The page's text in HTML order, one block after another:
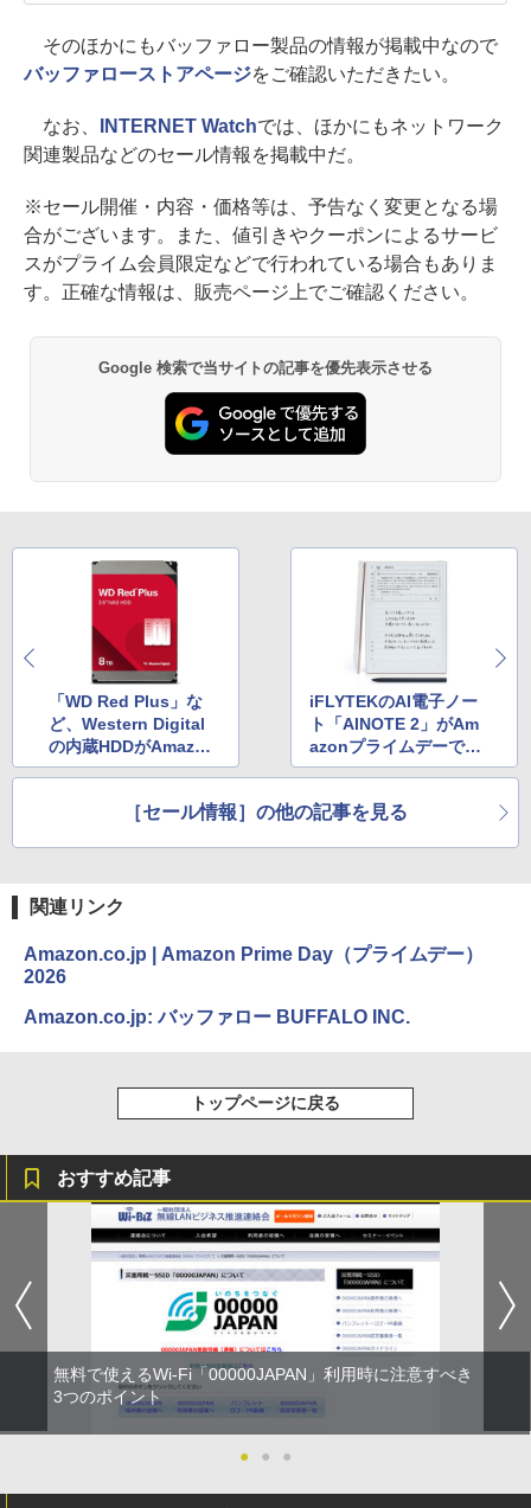
そのほかにもバッファロー製品の情報が掲載中なので
バッファローストアページをご確認いただきたい。
なお、 INTERNET Watchでは、ほかにもネットワーク
関連製品などのセール情報を掲載中だ。
※セール開催・内容・価格等は、予告なく変更となる場
合がございます。また、値引きやクーポンによるサービ
スがプライム会員限定などで行われている場合もありま
す。正確な情報は、販売ページ上でご確認ください。
Google 検索で当サイトの記事を優先表示させる
「WD Red Plus」な
ど、Western Digital
の内蔵HDDがAmazon
プライムデーでセール
iFLYTEKのAI電子ノー
ト「AINOTE 2」がAm
azonプライムデーでセ
ールに
［セール情報］の他の記事を見る
関連リンク
Amazon.co.jp | Amazon Prime Day（プライムデー）
2026
Amazon.co.jp: バッファロー BUFFALO INC.
トップページに戻る
おすすめ記事
無料で使えるWi-Fi「00000JAPAN」利用時に注意すべき
3つのポイント
● ● ●